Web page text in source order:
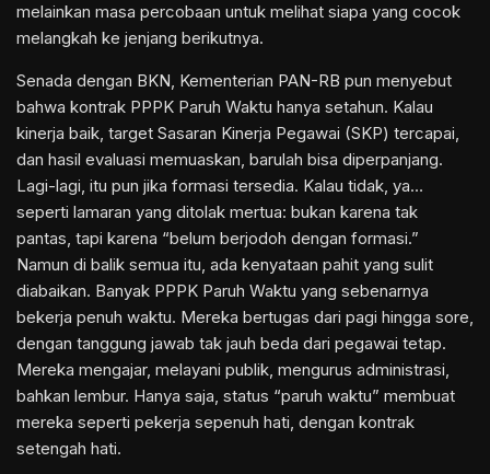
melainkan masa percobaan untuk melihat siapa yang cocok
melangkah ke jenjang berikutnya.
Senada dengan BKN, Kementerian PAN-RB pun menyebut
bahwa kontrak PPPK Paruh Waktu hanya setahun. Kalau
kinerja baik, target Sasaran Kinerja Pegawai (SKP) tercapai,
dan hasil evaluasi memuaskan, barulah bisa diperpanjang.
Lagi-lagi, itu pun jika formasi tersedia. Kalau tidak, ya…
seperti lamaran yang ditolak mertua: bukan karena tak
pantas, tapi karena “belum berjodoh dengan formasi.”
Namun di balik semua itu, ada kenyataan pahit yang sulit
diabaikan. Banyak PPPK Paruh Waktu yang sebenarnya
bekerja penuh waktu. Mereka bertugas dari pagi hingga sore,
dengan tanggung jawab tak jauh beda dari pegawai tetap.
Mereka mengajar, melayani publik, mengurus administrasi,
bahkan lembur. Hanya saja, status “paruh waktu” membuat
mereka seperti pekerja sepenuh hati, dengan kontrak
setengah hati.